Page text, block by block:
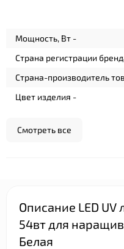
Мощность, Вт -
Страна регистрации
Страна-производитель
Цвет изделия -
Смотреть все
Описание LED UV
54вт для
Белая